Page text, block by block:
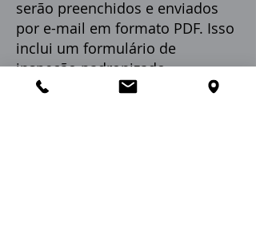
serão preenchidos e enviados
por e-mail em formato PDF. Isso
inclui um formulário de
inspeção padronizado
regulamentado pelo Estado da